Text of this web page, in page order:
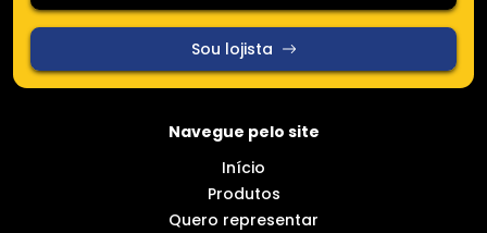
Sou lojista
Navegue pelo site
Início
Produtos
Quero representar